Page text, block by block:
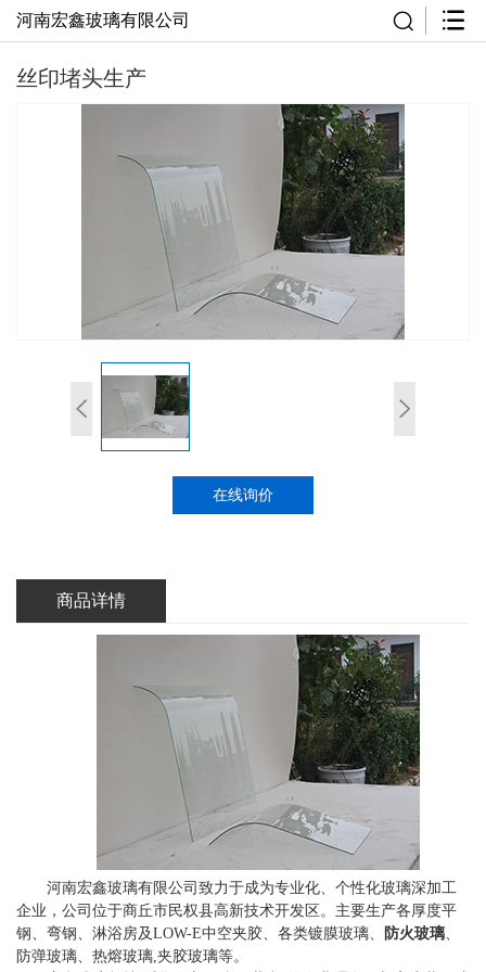
河南宏鑫玻璃有限公司
丝印堵头生产
在线询价
商品详情
河南宏鑫玻璃有限公司致力于成为专业化、个性化玻璃深加工
企业，公司位于商丘市民权县高新技术开发区。主要生产各厚度平
钢、弯钢、淋浴房及LOW-E中空夹胶、各类镀膜玻璃、
防火玻璃、
防弹玻璃、热熔玻璃,夹胶玻璃等。